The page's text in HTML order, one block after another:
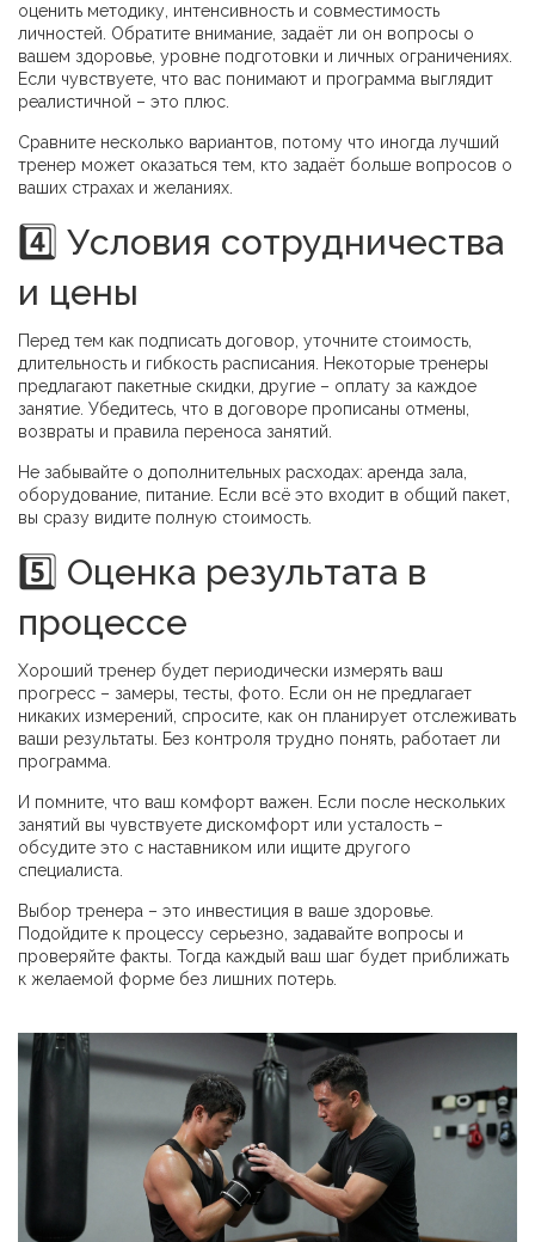
оценить методику, интенсивность и совместимость
личностей. Обратите внимание, задаёт ли он вопросы о
вашем здоровье, уровне подготовки и личных ограничениях.
Если чувствуете, что вас понимают и программа выглядит
реалистичной – это плюс.
Сравните несколько вариантов, потому что иногда лучший
тренер может оказаться тем, кто задаёт больше вопросов о
ваших страхах и желаниях.
4️⃣ Условия сотрудничества
и цены
Перед тем как подписать договор, уточните стоимость,
длительность и гибкость расписания. Некоторые тренеры
предлагают пакетные скидки, другие – оплату за каждое
занятие. Убедитесь, что в договоре прописаны отмены,
возвраты и правила переноса занятий.
Не забывайте о дополнительных расходах: аренда зала,
оборудование, питание. Если всё это входит в общий пакет,
вы сразу видите полную стоимость.
5️⃣ Оценка результата в
процессе
Хороший тренер будет периодически измерять ваш
прогресс – замеры, тесты, фото. Если он не предлагает
никаких измерений, спросите, как он планирует отслеживать
ваши результаты. Без контроля трудно понять, работает ли
программа.
И помните, что ваш комфорт важен. Если после нескольких
занятий вы чувствуете дискомфорт или усталость –
обсудите это с наставником или ищите другого
специалиста.
Выбор тренера – это инвестиция в ваше здоровье.
Подойдите к процессу серьезно, задавайте вопросы и
проверяйте факты. Тогда каждый ваш шаг будет приближать
к желаемой форме без лишних потерь.